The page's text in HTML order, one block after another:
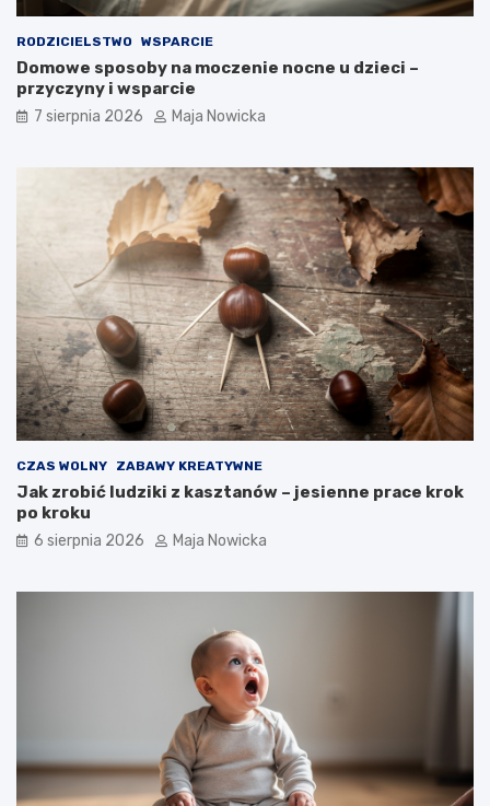
RODZICIELSTWO WSPARCIE
Domowe sposoby na moczenie nocne u dzieci –
przyczyny i wsparcie
7 sierpnia 2026 Maja Nowicka
CZAS WOLNY ZABAWY KREATYWNE
Jak zrobić ludziki z kasztanów – jesienne prace krok
po kroku
6 sierpnia 2026 Maja Nowicka